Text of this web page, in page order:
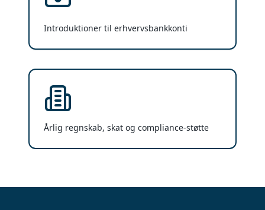
Introduktioner til erhvervsbankkonti
Årlig regnskab, skat og compliance-støtte